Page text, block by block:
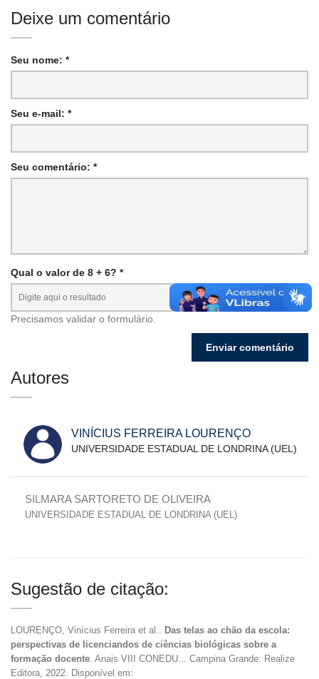
Deixe um comentário
Seu nome: *
Seu e-mail: *
Seu comentário: *
Qual o valor de 8 + 6? *
Precisamos validar o formulário.
Autores
VINÍCIUS FERREIRA LOURENÇO
UNIVERSIDADE ESTADUAL DE LONDRINA (UEL)
SILMARA SARTORETO DE OLIVEIRA
UNIVERSIDADE ESTADUAL DE LONDRINA (UEL)
Sugestão de citação:
LOURENÇO, Vinícius Ferreira et al.. Das telas ao chão da escola:
perspectivas de licenciandos de ciências biológicas sobre a
formação docente . Anais VIII CONEDU... Campina Grande: Realize
Editora, 2022. Disponível em: